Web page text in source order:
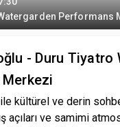
Performans
- Duru Tiyatro
kültürel ve derin
açıları ve samimi